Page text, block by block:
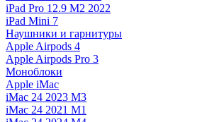
iPad Pro 12.9 M2 2022
iPad Mini 7
Наушники и гарнитуры
Apple Airpods 4
Apple Airpods Pro 3
Моноблоки
Apple iMac
iMac 24 2023 M3
iMac 24 2021 M1